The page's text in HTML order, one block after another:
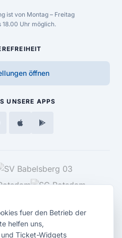
ist von Montag – Freitag
18.00 Uhr möglich.
öffnen
UNSERE APPS
fuer den Betrieb der
helfen uns,
Ticket-Widgets